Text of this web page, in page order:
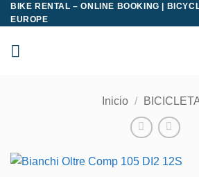
Saltar
al
contenido
BIKE RENTAL – ONLINE BOOKING |
EUROPE
Inicio /